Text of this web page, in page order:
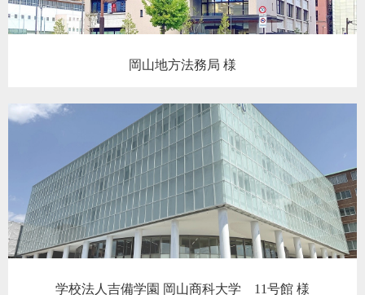
岡山地方法務局 様
学校法人吉備学園 岡山商科大学 11号館 様